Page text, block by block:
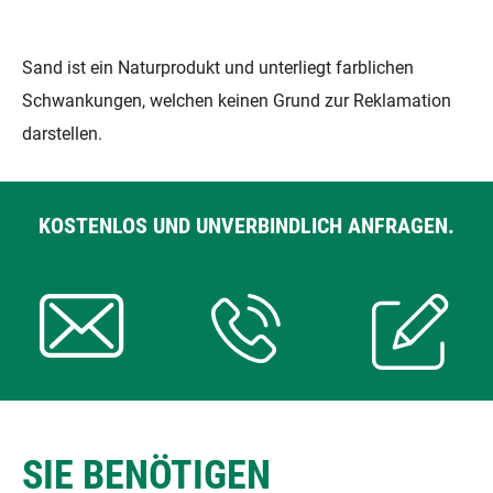
Sand ist ein Naturprodukt und unterliegt farblichen
Schwankungen, welchen keinen Grund zur Reklamation
darstellen.
KOSTENLOS UND UNVERBINDLICH ANFRAGEN.
SIE BENÖTIGEN